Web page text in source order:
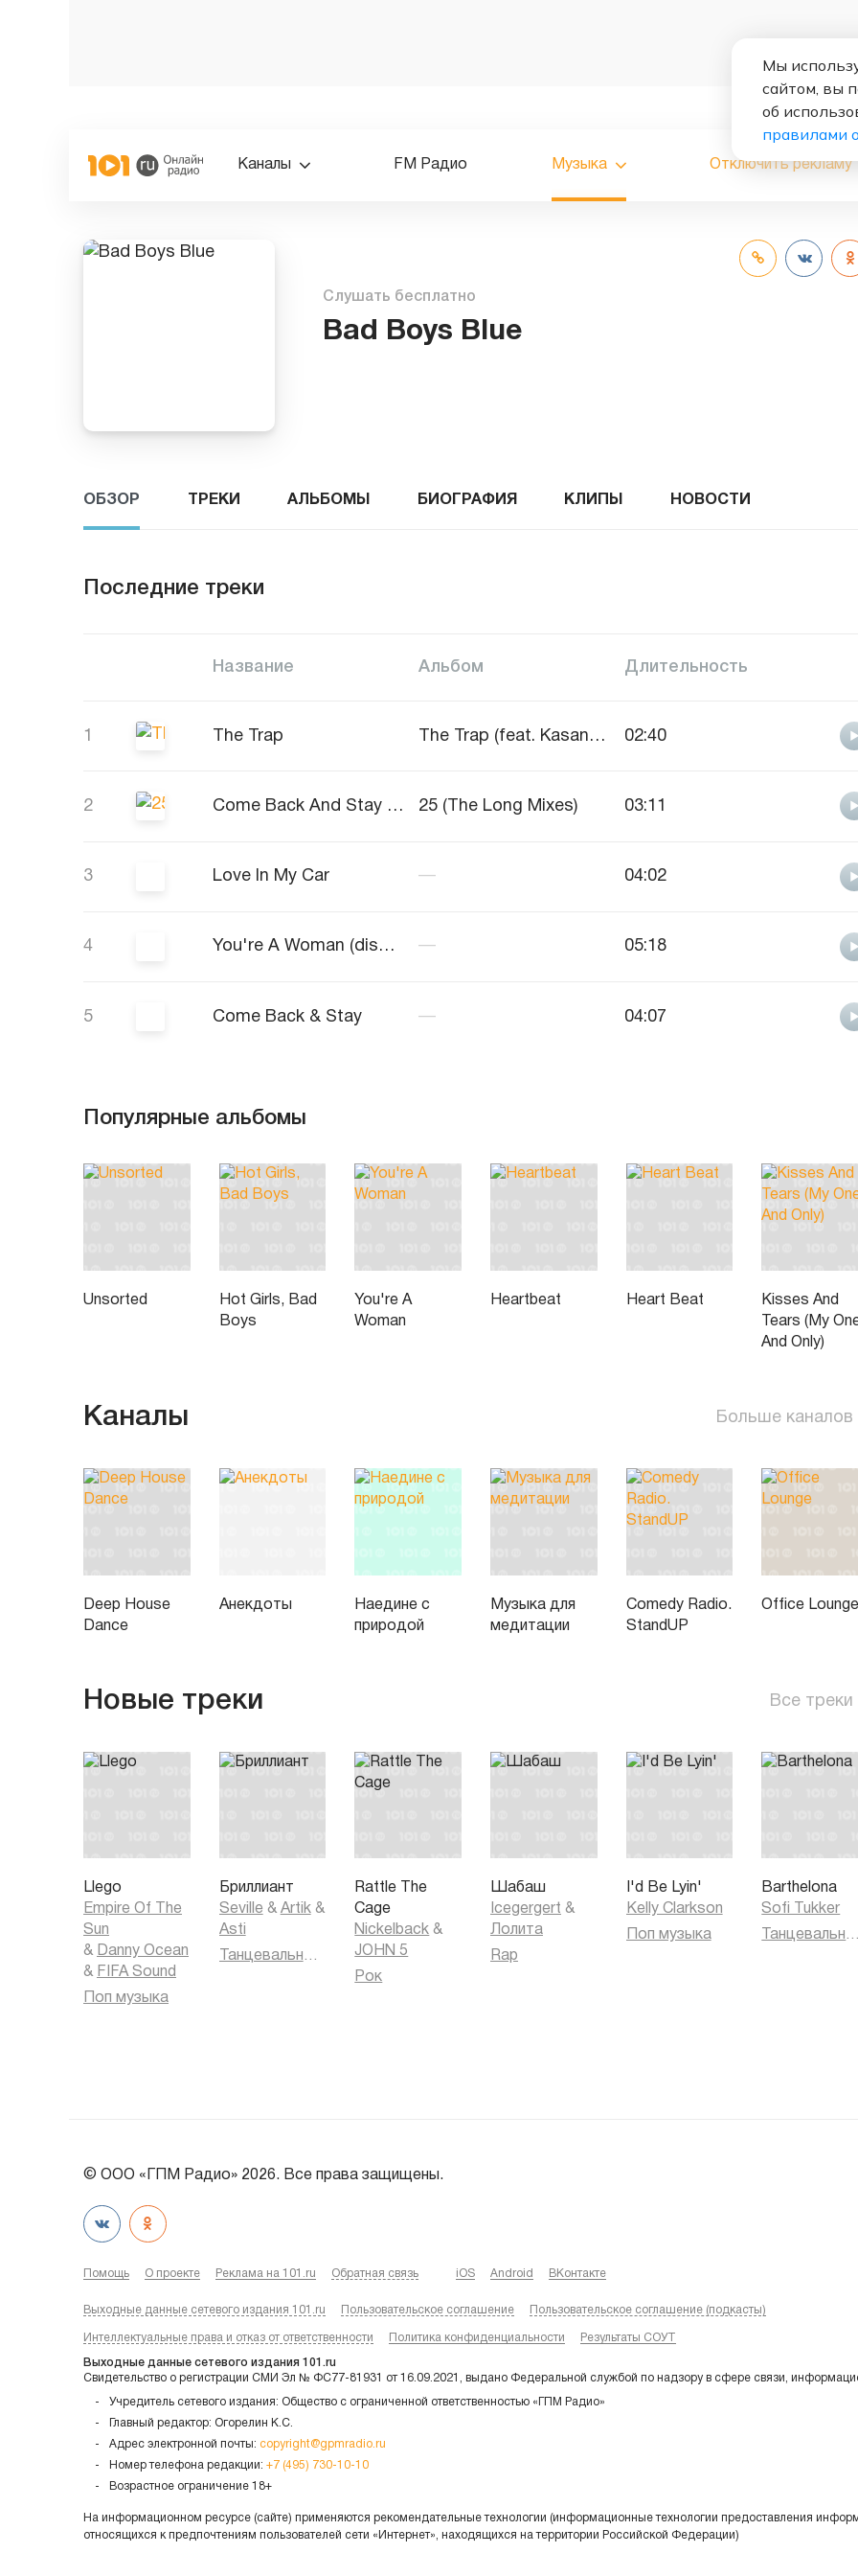
Каналы FM Радио Музыка Отключить рекламу
Слушать бесплатно
Bad Boys Blue
ОБЗОР ТРЕКИ АЛЬБОМЫ БИОГРАФИЯ КЛИПЫ НОВОСТИ
Последние треки
Название Альбом Длительность
1 The Trap The Trap (feat. Kasane Teto) 02:40
2 Come Back And Stay 2022 (Jay Frog Radio Edit) 25 (The Long Mixes) 03:11
3 Love In My Car — 04:02
4 You're A Woman (disco version) — 05:18
5 Come Back & Stay — 04:07
Популярные альбомы
Unsorted
Hot Girls, Bad
Boys
You're A
Woman
Heartbeat Heart Beat
Kisses And
Tears (My
And Only)
Каналы Больше каналов
Deep House
Dance
Анекдоты
Наедине с
природой
Музыка для
медитации
Comedy Radio.
StandUP
Office
Новые треки Все треки
Llego
Empire Of The
Sun
& Danny Ocean
& FIFA Sound
Поп музыка
Бриллиант
Seville & Artik &
Asti
Rattle The
Cage
Nickelback &
JOHN 5
Рок
Шабаш
Icegergert &
Лолита
Rap
I'd Be Lyin'
Kelly Clarkson
Поп музыка
Barthelona
Sofi Tukker
© ООО «ГПМ Радио» 2026. Все права защищены.
Помощь О проекте Реклама на 101.ru Обратная связь iOS Android ВКонтакте
Выходные данные сетевого издания 101.ru Пользовательское соглашение Пользовательское соглашение (подкасты)
Интеллектуальные права и отказ от ответственности Политика конфиденциальности Результаты СОУТ
Выходные данные сетевого издания 101.ru
Свидетельство о регистрации СМИ Эл № ФС77-81931 от 16.09.2021, выдано Федеральной службой по надзору в сфере связи,
Учредитель сетевого издания: Общество с ограниченной ответственностью «ГПМ Радио»
Главный редактор: Огорелин К.С.
Адрес электронной почты: copyright@gpmradio.ru
Номер телефона редакции: +7 (495) 730-10-10
Возрастное ограничение 18+
На информационном ресурсе (сайте) применяются рекомендательные технологии (информационные технологии предоставления
относящихся к предпочтениям пользователей сети «Интернет», находящихся на территории Российской Федерации)
Мы
сайтом, вы
об
правилами